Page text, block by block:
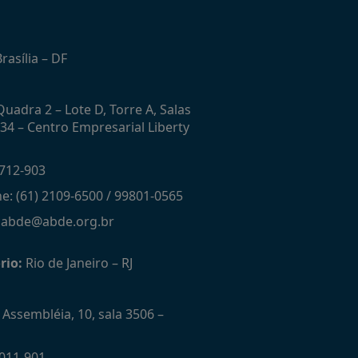
– DF
2 – Lote D, Torre A, Salas
– Centro Empresarial Liberty
903
(61) 2109-6500 / 99801-0565
Rio de Janeiro – RJ
10, sala 3506 –